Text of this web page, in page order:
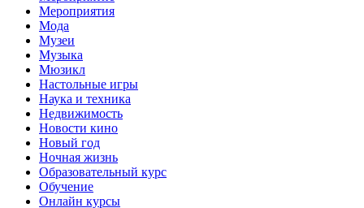
Мероприятия
Мода
Музеи
Музыка
Мюзикл
Настольные игры
Наука и техника
Недвижимость
Новости кино
Новый год
Ночная жизнь
Образовательный курс
Обучение
Онлайн курсы